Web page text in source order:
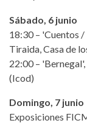
Sábado, 6 junio
18:30 – 'Cuentos
Tiraida, Casa de
22:00 –
(Icod)
Domingo, 7 junio
Exposiciones